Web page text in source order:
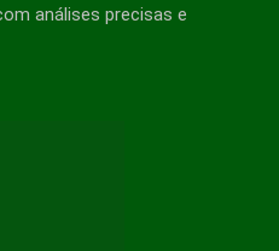
análises precisas e